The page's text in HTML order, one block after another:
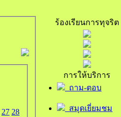
27 28
ร้องเรียนการทุจริต
การให้บริการ
ถาม-ตอบ
สมุดเยี่ยมชม